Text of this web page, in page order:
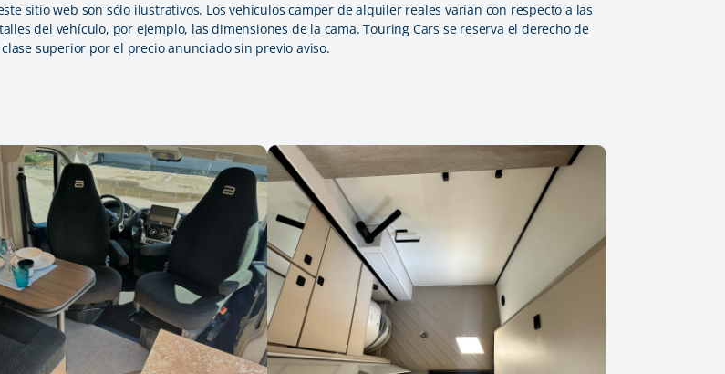
sitio web son sólo ilustrativos. Los vehículos camper de alquiler reales varían con respecto a las
del vehículo, por ejemplo, las dimensiones de la cama. Touring Cars se reserva el derecho de
superior por el precio anunciado sin previo aviso.